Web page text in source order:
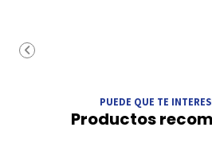
PUEDE QUE TE
Productos